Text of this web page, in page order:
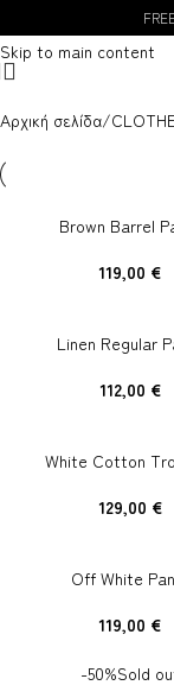
Skip to main content
Αρχική σελίδα
Brown Barrel
119,00 €
Linen Regular
112,00 €
White Cotton
129,00 €
Off White
119,00 €
-50%Sold